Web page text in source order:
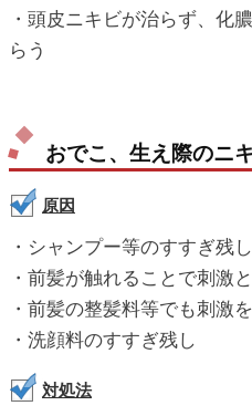
・頭皮ニキビが治らず、化
らう
おでこ、生え際のニ
原因
・シャンプー等のすすぎ残し
・前髪が触れることで刺激
・前髪の整髪料等でも刺激
・洗顔料のすすぎ残し
対処法